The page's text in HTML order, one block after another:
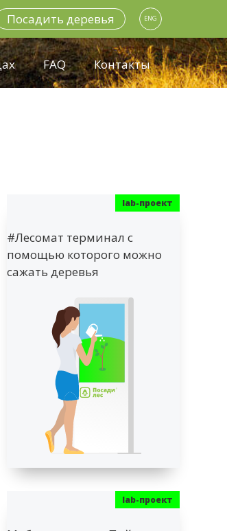
Посадить деревья ENG
FAQ Контакты
#Лесомат терминал с
помощью которого можно
сажать деревья